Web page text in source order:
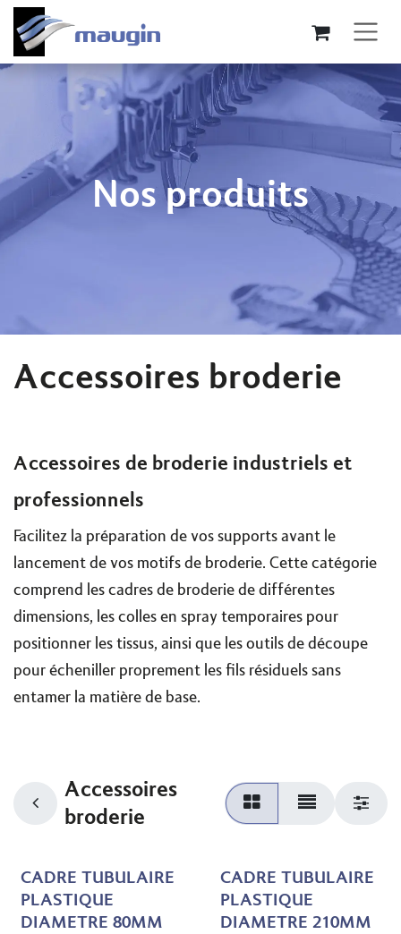
Se rendre au contenu
Nos produits
Accessoires broderie
Accessoires de broderie industriels et
professionnels
Facilitez la préparation de vos supports avant le
lancement de vos motifs de broderie. Cette catégorie
comprend les cadres de broderie de différentes
dimensions, les colles en spray temporaires pour
positionner les tissus, ainsi que les outils de découpe
pour écheniller proprement les fils résiduels sans
entamer la matière de base.
Accessoires
broderie
CADRE TUBULAIRE
PLASTIQUE
DIAMETRE 80MM
CADRE TUBULAIRE
PLASTIQUE
DIAMETRE 210MM